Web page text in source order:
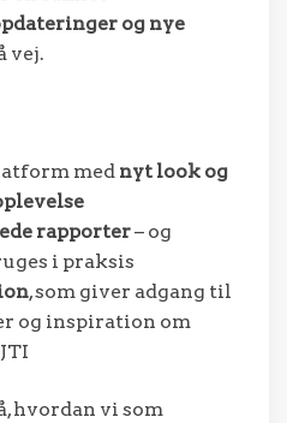
og nye
vej.
med nyt look og
rapporter– og
i praksis
, som giver adgang til
og inspiration om
hvordan vi som